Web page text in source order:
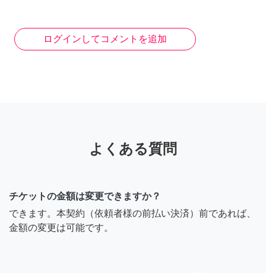
ログインしてコメントを追加
よくある質問
チケットの金額は変更できますか？
できます。本契約（依頼者様の前払い決済）前であれば、
金額の変更は可能です。